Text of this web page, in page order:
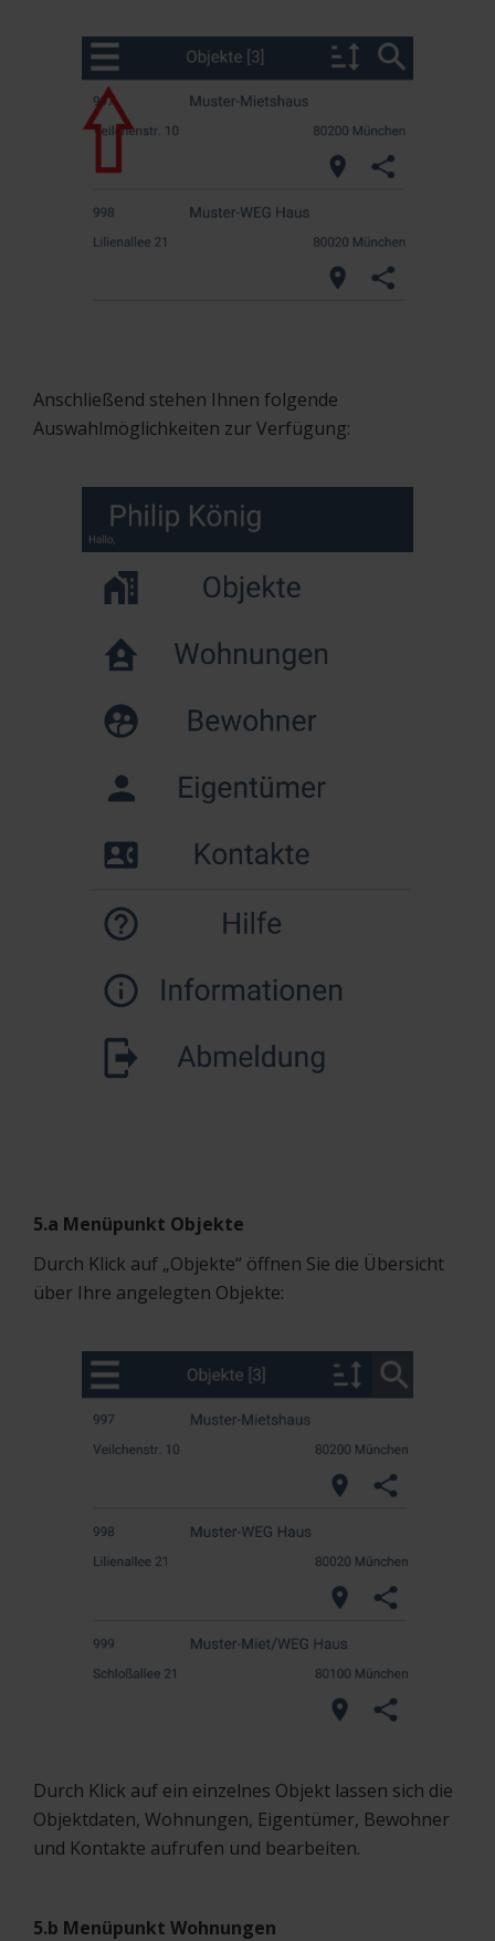
Anschließend stehen Ihnen folgende
Auswahlmöglichkeiten zur Verfügung:
5.a Menüpunkt Objekte
Durch Klick auf „Objekte“ öffnen Sie die Übersicht
über Ihre angelegten Objekte:
Durch Klick auf ein einzelnes Objekt lassen sich die
Objektdaten, Wohnungen, Eigentümer, Bewohner
und Kontakte aufrufen und bearbeiten.
5.b Menüpunkt Wohnungen